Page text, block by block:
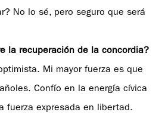
No lo sé, pero seguro que será
la recuperación de la concordia?
Mi mayor fuerza es que
Confío en la energía cívica
fuerza expresada en libertad.